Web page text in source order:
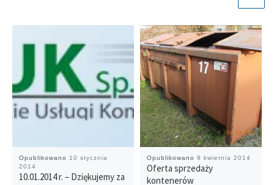
Opublikowano 10 stycznia
2014
10.01.2014 r. – Dziękujemy za
Opublikowano9 kwietnia 2014
Oferta sprzedaży
kontenerów